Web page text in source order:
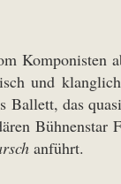
Komponisten
und
das
anführt.